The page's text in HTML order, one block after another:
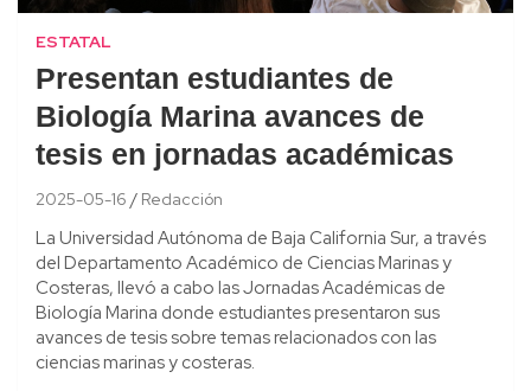
ESTATAL
Presentan estudiantes de
Biología Marina avances de
tesis en jornadas académicas
2025-05-16 Redacción
La Universidad Autónoma de Baja California Sur, a través
del Departamento Académico de Ciencias Marinas y
Costeras, llevó a cabo las Jornadas Académicas de
Biología Marina donde estudiantes presentaron sus
avances de tesis sobre temas relacionados con las
ciencias marinas y costeras.